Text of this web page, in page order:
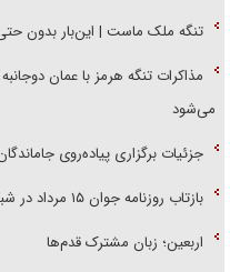
تنگه ملک ماست | این‌بار بدون
مذاکرات تنگه هرمز با عمان
می‌شود
جزئیات برگزاری پیاده‌روی
بازتاب روزنامه جوان ۱۵ مرداد در شبکه خبر
اربعین؛ زبان مشترک قدم‌ها